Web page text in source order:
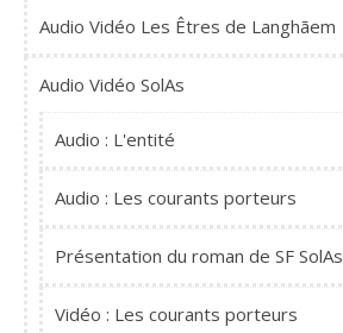
Audio Vidéo Les Êtres de Langhãem
Audio Vidéo SolAs
Audio : L'entité
Audio : Les courants porteurs
Présentation du roman de SF SolAs
Vidéo : Les courants porteurs